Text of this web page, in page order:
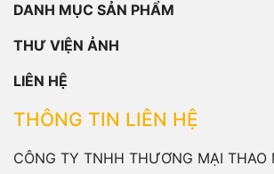
DANH MỤC SẢN PHẨM
THƯ VIỆN ẢNH
LIÊN HỆ
THÔNG TIN LIÊN HỆ
CÔNG TY TNHH THƯƠNG MẠI THAO